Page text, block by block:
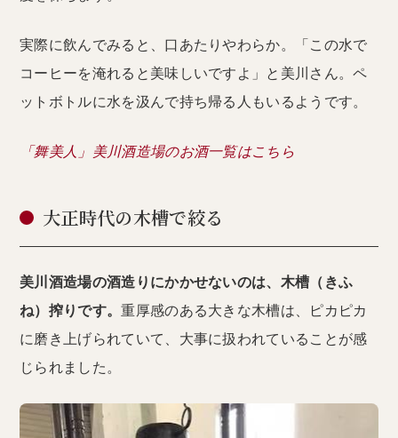
実際に飲んでみると、口あたりやわらか。「この水で
コーヒーを淹れると美味しいですよ」と美川さん。ペ
ットボトルに水を汲んで持ち帰る人もいるようです。
「舞美人」美川酒造場のお酒一覧はこちら
大正時代の木槽で絞る
美川酒造場の酒造りにかかせないのは、木槽（きふ
ね）搾りです。重厚感のある大きな木槽は、ピカピカ
に磨き上げられていて、大事に扱われていることが感
じられました。